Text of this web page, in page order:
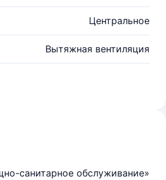
Центральное
Вытяжная вентиляция
санитарное обслуживание»